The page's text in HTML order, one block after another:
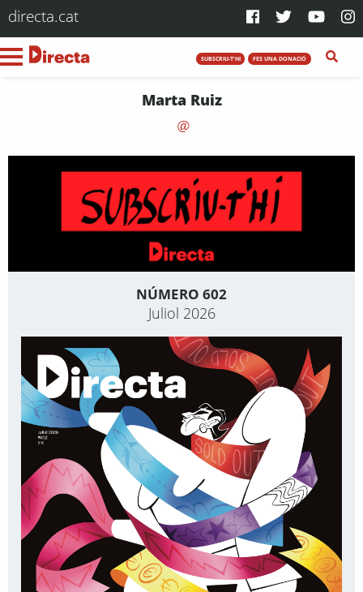
directa.cat
SUBSCRIU-T'HI FES UNA DONACIÓ
Marta Ruiz
NÚMERO 602
Juliol 2026